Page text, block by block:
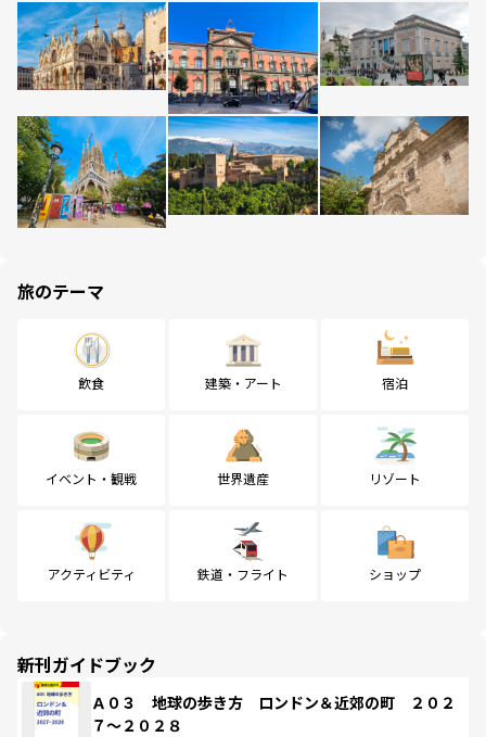
旅のテーマ
飲食 建築・アート 宿泊
イベント・観戦 世界遺産 リゾート
アクティビティ 鉄道・フライト ショップ
新刊ガイドブック
Ａ０３ 地球の歩き方 ロンドン＆近郊の町 ２０２
７～２０２８